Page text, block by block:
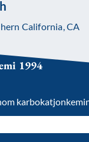
California, CA
1994